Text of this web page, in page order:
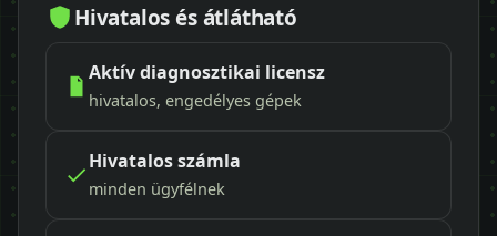
Hivatalos és átlátható
Aktív diagnosztikai licensz
hivatalos, engedélyes gépek
Hivatalos számla
minden ügyfélnek